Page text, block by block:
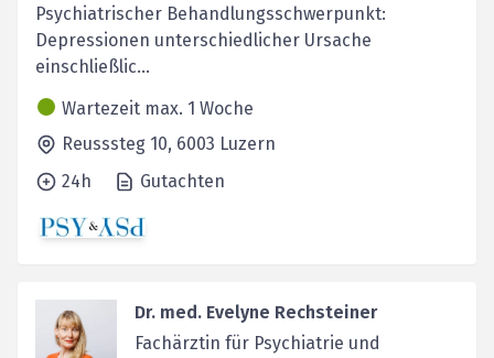
Psychiatrischer Behandlungsschwerpunkt:
Depressionen unterschiedlicher Ursache
einschließlic...
Wartezeit max. 1 Woche
Reusssteg 10, 6003 Luzern
24h
Gutachten
Dr. med. Evelyne Rechsteiner
Fachärztin für Psychiatrie und